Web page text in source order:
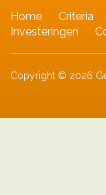
Home Criteria
Investeringen
Copyright © 2026